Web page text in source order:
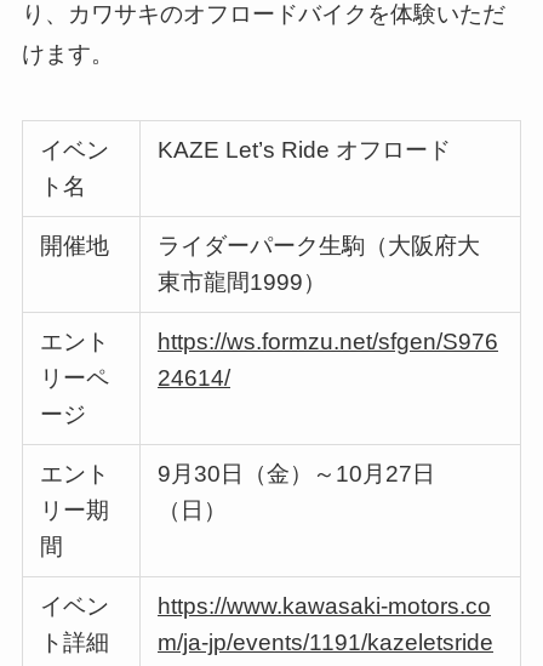
り、カワサキのオフロードバイクを体験いただ
けます。
イベン
ト名
KAZE Let’s Ride オフロード
開催地
ライダーパーク生駒（大阪府大
東市龍間1999）
エント
リーペ
ージ
https://ws.formzu.net/sfgen/S976
24614/
エント
リー期
間
9月30日（金）～10月27日
（日）
イベン
ト詳細
https://www.kawasaki-motors.co
m/ja-jp/events/1191/kazeletsride